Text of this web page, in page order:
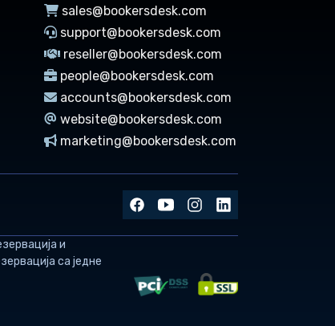
sales@bookersdesk.com
support@bookersdesk.com
reseller@bookersdesk.com
people@bookersdesk.com
accounts@bookersdesk.com
website@bookersdesk.com
marketing@bookersdesk.com
и
са једне